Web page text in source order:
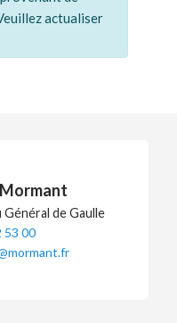
actualiser
Général de Gaulle
53 00